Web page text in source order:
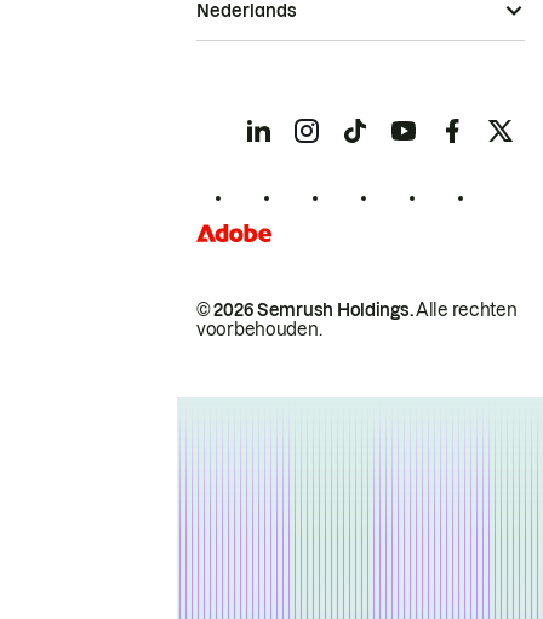
© 2026 Semrush Holdings.Alle rechten
voorbehouden.
Nederlands